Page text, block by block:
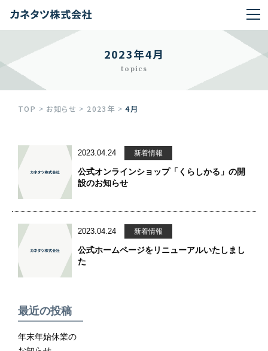
2023年4月
topics
TOP > お知らせ > 2023年 >4月
2023.04.24 新着情報
公式オンラインショップ「くらしかる」の開
設のお知らせ
2023.04.24 新着情報
公式ホームページをリニューアルいたしまし
た
最近の投稿
年末年始休業の